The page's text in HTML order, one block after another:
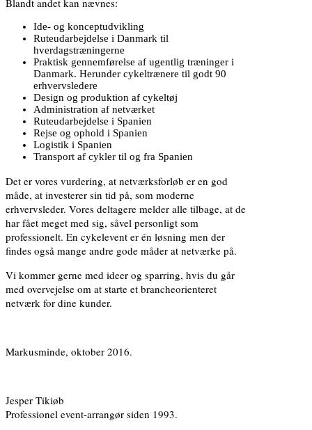
Blandt andet kan nævnes:
Ide- og konceptudvikling
Ruteudarbejdelse i Danmark til
hverdagstræningerne
Praktisk gennemførelse af ugentlig træninger i
Danmark. Herunder cykeltrænere til godt 90
erhvervsledere
Design og produktion af cykeltøj
Administration af netværket
Ruteudarbejdelse i Spanien
Rejse og ophold i Spanien
Logistik i Spanien
Transport af cykler til og fra Spanien
Det er vores vurdering, at netværksforløb er en god
måde, at investerer sin tid på, som moderne
erhvervsleder. Vores deltagere melder alle tilbage, at de
har fået meget med sig, såvel personligt som
professionelt. En cykelevent er én løsning men der
findes også mange andre gode måder at netværke på.
Vi kommer gerne med ideer og sparring, hvis du går
med overvejelse om at starte et brancheorienteret
netværk for dine kunder.
Markusminde, oktober 2016.
Jesper Tikiøb
Professionel event-arrangør siden 1993.